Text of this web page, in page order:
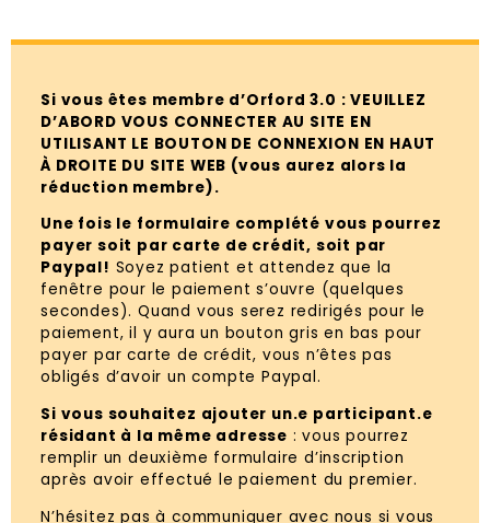
Si vous êtes membre d’Orford 3.0 : VEUILLEZ
D’ABORD VOUS CONNECTER AU SITE EN
UTILISANT LE BOUTON DE CONNEXION EN HAUT
À DROITE DU SITE WEB (vous aurez alors la
réduction membre).
Une fois le formulaire complété vous pourrez
payer soit par carte de crédit, soit par
Paypal! Soyez patient et attendez que la
fenêtre pour le paiement s’ouvre (quelques
secondes). Quand vous serez redirigés pour le
paiement, il y aura un bouton gris en bas pour
payer par carte de crédit, vous n’êtes pas
obligés d’avoir un compte Paypal.
Si vous souhaitez ajouter un.e participant.e
résidant à la même adresse : vous pourrez
remplir un deuxième formulaire d’inscription
après avoir effectué le paiement du premier.
N’hésitez pas à communiquer avec nous si vous